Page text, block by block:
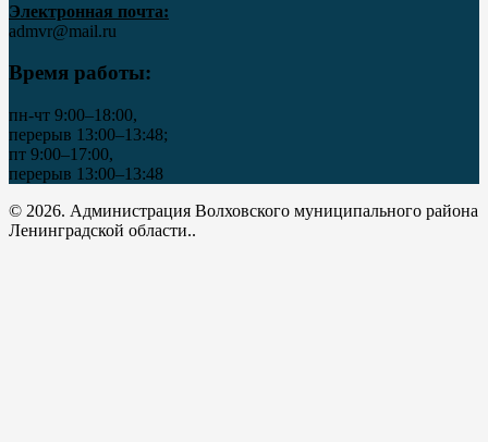
Электронная почта:
admvr@mail.ru
Время работы:
пн-чт 9:00–18:00,
перерыв 13:00–13:48;
пт 9:00–17:00,
перерыв 13:00–13:48
© 2026. Администрация Волховского муниципального района
Ленинградской области..